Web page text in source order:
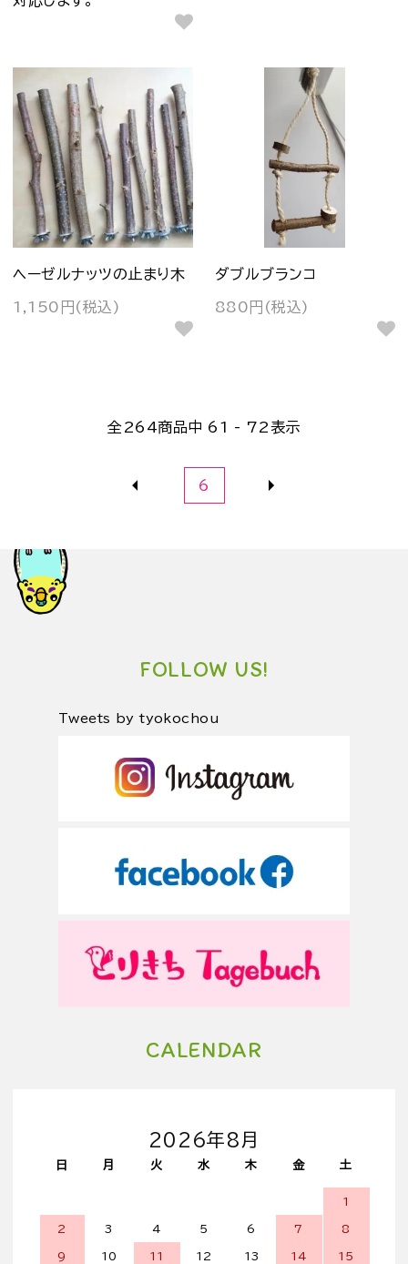
ヘーゼルナッツの止まり木
1,150円(税込)
ダブルブランコ
880円(税込)
全264商品中 61 - 72表示
6
FOLLOW US!
Tweets by tyokochou
CALENDAR
2026年8月
日 月 火 水 木 金 土
1
2 3 4 5 6 7 8
9 10 11 12 13 14 15